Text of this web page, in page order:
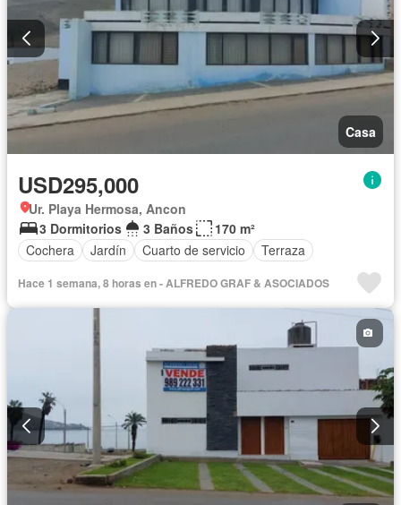
Casa
USD295,000
Ur. Playa Hermosa, Ancon
3 Dormitorios
3 Baños
170 m²
Cochera
Jardín Cuarto de servicio Terraza
Hace 1 semana, 8 horas en - ALFREDO GRAF & ASOCIADOS